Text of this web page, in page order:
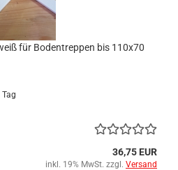
für Bodentreppen bis 110x70
36,75 EUR
inkl. 19% MwSt. zzgl. Versand